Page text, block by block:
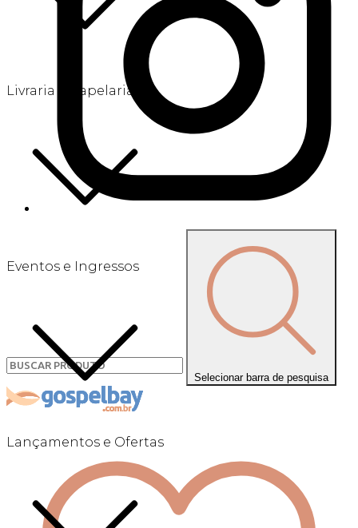
Livraria e Papelaria
Eventos e Ingressos
Lançamentos e Ofertas
Selecionar barra de pesquisa